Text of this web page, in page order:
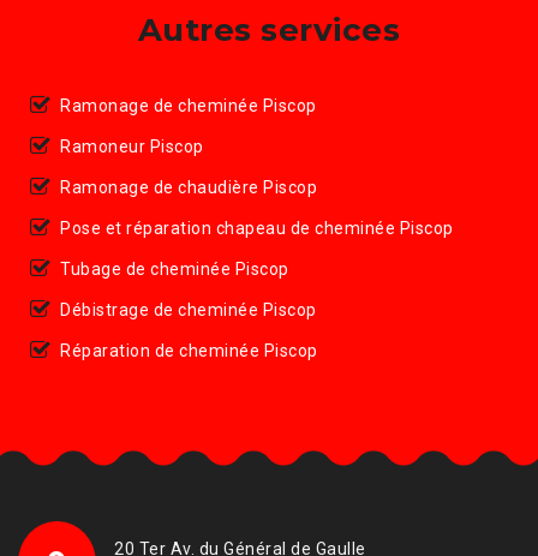
Autres services
Ramonage de cheminée Piscop
Ramoneur Piscop
Ramonage de chaudière Piscop
Pose et réparation chapeau de cheminée Piscop
Tubage de cheminée Piscop
Débistrage de cheminée Piscop
Réparation de cheminée Piscop
20 Ter Av. du Général de Gaulle